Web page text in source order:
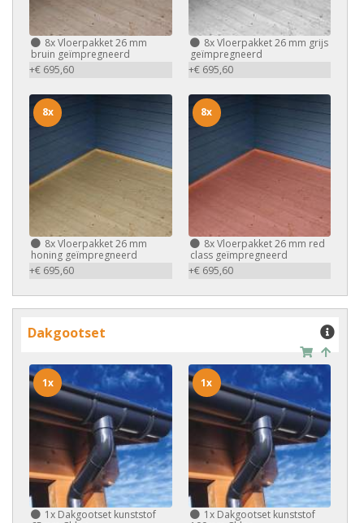
8xVloerpakket 26 mm
bruin geïmpregneerd
+€ 695,60
8xVloerpakket 26 mm grijs
geïmpregneerd
+€ 695,60
8xVloerpakket 26 mm
honing geïmpregneerd
+€ 695,60
8x
8xVloerpakket 26 mm red
class geïmpregneerd
+€ 695,60
8x
Dakgootset
1x Dakgootset kunststof
1x
1xDakgootset kunststof
1x